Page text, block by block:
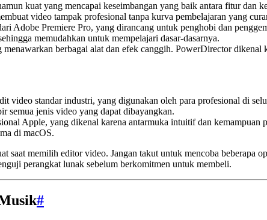
kuat yang mencapai keseimbangan yang baik antara fitur dan
video tampak profesional tanpa kurva pembelajaran yang
Adobe Premiere Pro, yang dirancang untuk penghobi dan
memudahkan untuk mempelajari dasar-dasarnya.
berbagai alat dan efek canggih. PowerDirector dikenal
video standar industri, yang digunakan oleh para profesional di
semua jenis video yang dapat dibayangkan.
Apple, yang dikenal karena antarmuka intuitif dan
di macOS.
memilih editor video. Jangan takut untuk mencoba beberapa
perangkat lunak sebelum berkomitmen untuk membeli.
#